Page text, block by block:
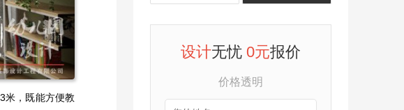
米，既能方便教
设计无忧0元报价
价格透明